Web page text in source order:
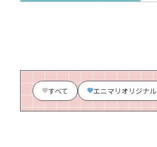
すべて エニマリオリジナル